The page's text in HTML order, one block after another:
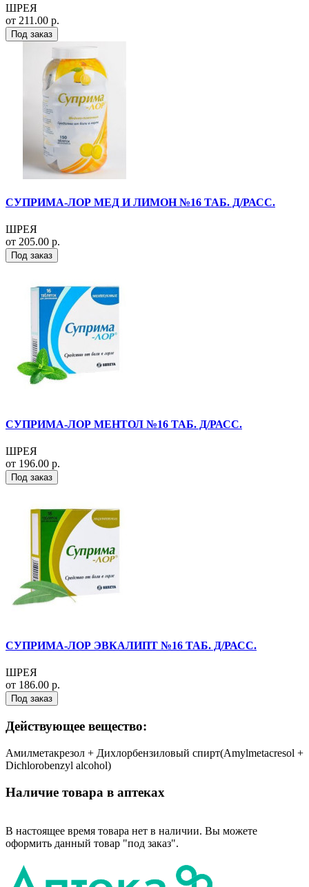
ШРЕЯ
от 211.00 р.
Под заказ
СУПРИМА-ЛОР МЕД И ЛИМОН №16 ТАБ. Д/РАСС.
ШРЕЯ
от 205.00 р.
Под заказ
СУПРИМА-ЛОР МЕНТОЛ №16 ТАБ. Д/РАСС.
ШРЕЯ
от 196.00 р.
Под заказ
СУПРИМА-ЛОР ЭВКАЛИПТ №16 ТАБ. Д/РАСС.
ШРЕЯ
от 186.00 р.
Под заказ
Действующее вещество:
Амилметакрезол + Дихлорбензиловый спирт(Amylmetacresol +
Dichlorobenzyl alcohol)
Наличие товара в аптеках
В настоящее время товара нет в наличии. Вы можете
оформить данный товар "под заказ".